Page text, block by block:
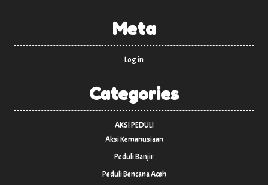
Meta
Log in
Categories
AKSI PEDULI
Aksi Kemanusiaan
Peduli Banjir
Peduli Bencana Aceh